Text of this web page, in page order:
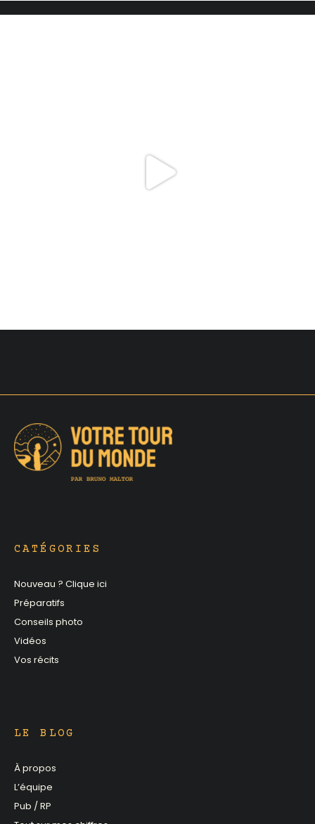
CATÉGORIES
Nouveau ? Clique ici
Préparatifs
Conseils photo
Vidéos
Vos récits
LE BLOG
À propos
L’équipe
Pub / RP